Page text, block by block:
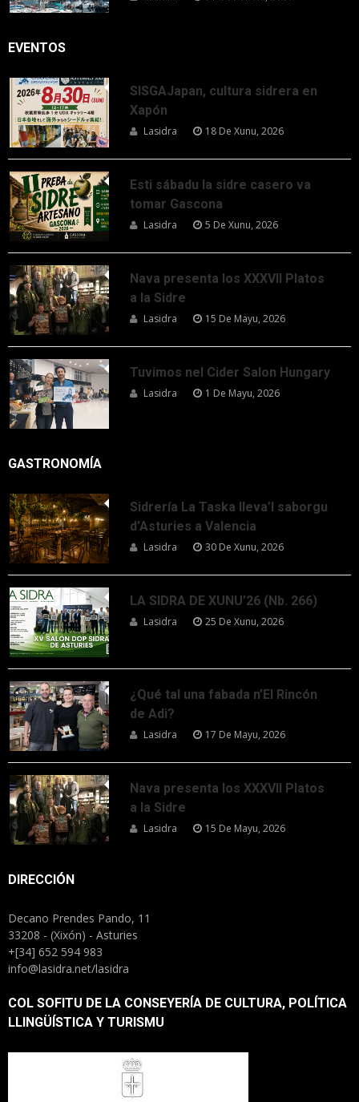
EVENTOS
SISGAJapan, cultura sidrera en
Xapón
Lasidra 18 De Xunu, 2026
Esti sábadu la sidre casero va
tomar Gascona
Lasidra 5 De Xunu, 2026
Nava presenta los XXXVII Platos
a la Sidre
Lasidra 15 De Mayu, 2026
Tuvimos nel Cider Salon Hungary
Lasidra 1 De Mayu, 2026
GASTRONOMÍA
Sidrería La Taska lleva’l saborgu
d’Asturies a Valencia
Lasidra 30 De Xunu, 2026
LA SIDRA DE XUNU’26 (Nb. 266)
Lasidra 25 De Xunu, 2026
¿Qué tal una fabada n’El Rincón
de Adi?
Lasidra 17 De Mayu, 2026
Nava presenta los XXXVII Platos
a la Sidre
Lasidra 15 De Mayu, 2026
DIRECCIÓN
Decano Prendes Pando, 11
33208 - (Xixón) - Asturies
+[34] 652 594 983
info@lasidra.net/lasidra
COL SOFITU DE LA CONSEYERÍA DE CULTURA, POLÍTICA
LLINGÜÍSTICA Y TURISMU